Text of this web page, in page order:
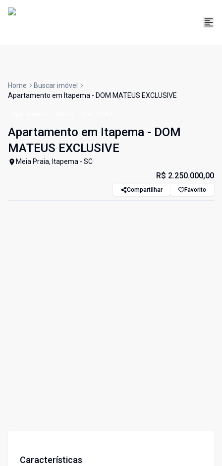
Home
Buscar imóvel
Apartamento em Itapema - DOM MATEUS EXCLUSIVE
Apartamento em Itapema - DOM
MATEUS EXCLUSIVE
Meia Praia, Itapema - SC
R$ 2.250.000,00
Compartilhar Favorito
Características